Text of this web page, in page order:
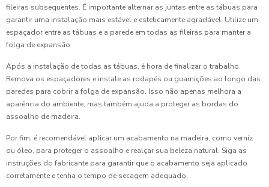
fileiras subsequentes. É importante alternar as juntas entre as tábuas para
garantir uma instalação mais estável e esteticamente agradável. Utilize um
espaçador entre as tábuas e a parede em todas as fileiras para manter a
folga de expansão.
Após a instalação de todas as tábuas, é hora de finalizar o trabalho.
Remova os espaçadores e instale as rodapés ou guarnições ao longo das
paredes para cobrir a folga de expansão. Isso não apenas melhora a
aparência do ambiente, mas também ajuda a proteger as bordas do
assoalho de madeira.
Por fim, é recomendável aplicar um acabamento na madeira, como verniz
ou óleo, para proteger o assoalho e realçar sua beleza natural. Siga as
instruções do fabricante para garantir que o acabamento seja aplicado
corretamente e tenha o tempo de secagem adequado.